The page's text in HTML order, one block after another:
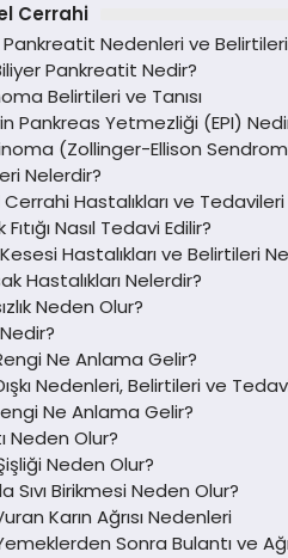
Cerrahi
Pankreatit Nedenleri ve Belirtileri
Pankreatit Nedir?
Belirtileri ve Tanısı
Pankreas Yetmezliği (EPI)
(Zollinger-Ellison
Nelerdir?
Hastalıkları ve Tedavileri
Nasıl Tedavi Edilir?
Hastalıkları ve Belirtileri
Hastalıkları Nelerdir?
Neden Olur?
Nedir?
Ne Anlama Gelir?
Nedenleri, Belirtileri ve
Ne Anlama Gelir?
Neden Olur?
Neden Olur?
Sıvı Birikmesi Neden Olur?
Karın Ağrısı Nedenleri
Sonra Bulantı ve